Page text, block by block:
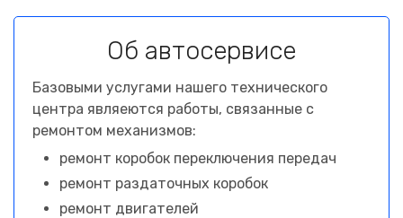
Об автосервисе
Базовыми услугами нашего технического
центра являеются работы, связанные с
ремонтом механизмов:
ремонт коробок переключения передач
ремонт раздаточных коробок
ремонт двигателей